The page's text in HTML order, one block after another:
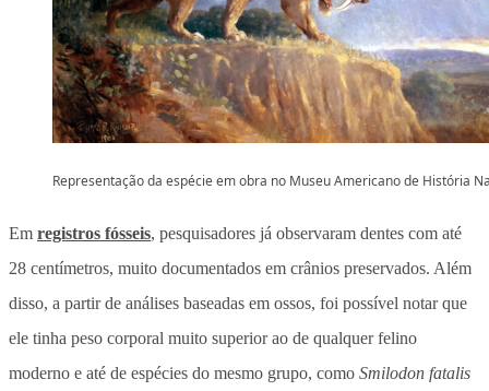
Representação da espécie em obra no Museu Americano de História
Em registros fósseis, pesquisadores já observaram dentes com até
28 centímetros, muito documentados em crânios preservados. Além
disso, a partir de análises baseadas em ossos, foi possível notar que
ele tinha peso corporal muito superior ao de qualquer felino
moderno e até de espécies do mesmo grupo, como Smilodon fatalis